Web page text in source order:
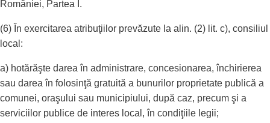
României, Partea I.
(6) În exercitarea atribuţiilor prevăzute la alin. (2) lit. c), consiliul
local:
a) hotărăşte darea în administrare, concesionarea, închirierea
sau darea în folosinţă gratuită a bunurilor proprietate publică a
comunei, oraşului sau municipiului, după caz, precum şi a
serviciilor publice de interes local, în condiţiile legii;